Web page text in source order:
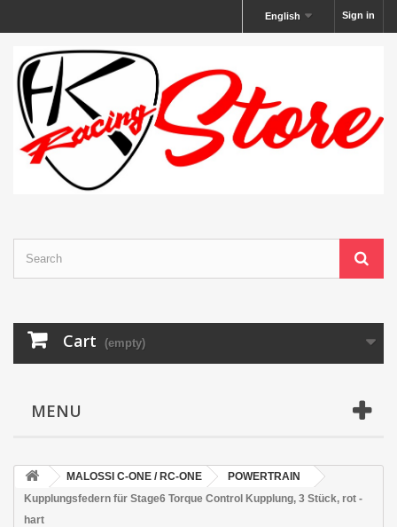
Sign in
English
Cart (empty)
MENU
MALOSSI C-ONE / RC-ONE
POWERTRAIN
Kupplungsfedern für Stage6 Torque Control Kupplung, 3 Stück, rot -
hart